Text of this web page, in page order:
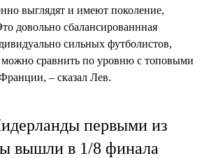
выглядят и имеют поколение,
довольно сбалансированнная
сильных футболистов,
сравнить по уровню с топовыми
– сказал Лев.
первыми из
вышли в 1/8 финала